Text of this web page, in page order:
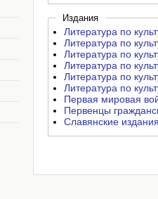
Издания
Литература по
Литература по
Литература по
Литература по
Литература по
Литература по
Первая мировая
Первенцы
Славянские